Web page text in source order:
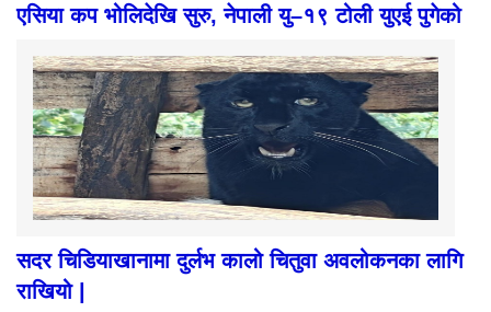
एसिया कप भोलिदेखि सुरु, नेपाली यु–१९ टोली युएई पुगेको
सदर चिडियाखानामा दुर्लभ कालो चितुवा अवलोकनका लागि
राखियो |